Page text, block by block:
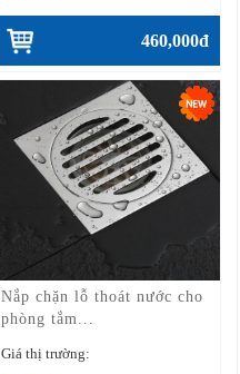
460,000đ
Nắp chặn lỗ thoát nước cho
phòng tắm...
Giá thị trường: